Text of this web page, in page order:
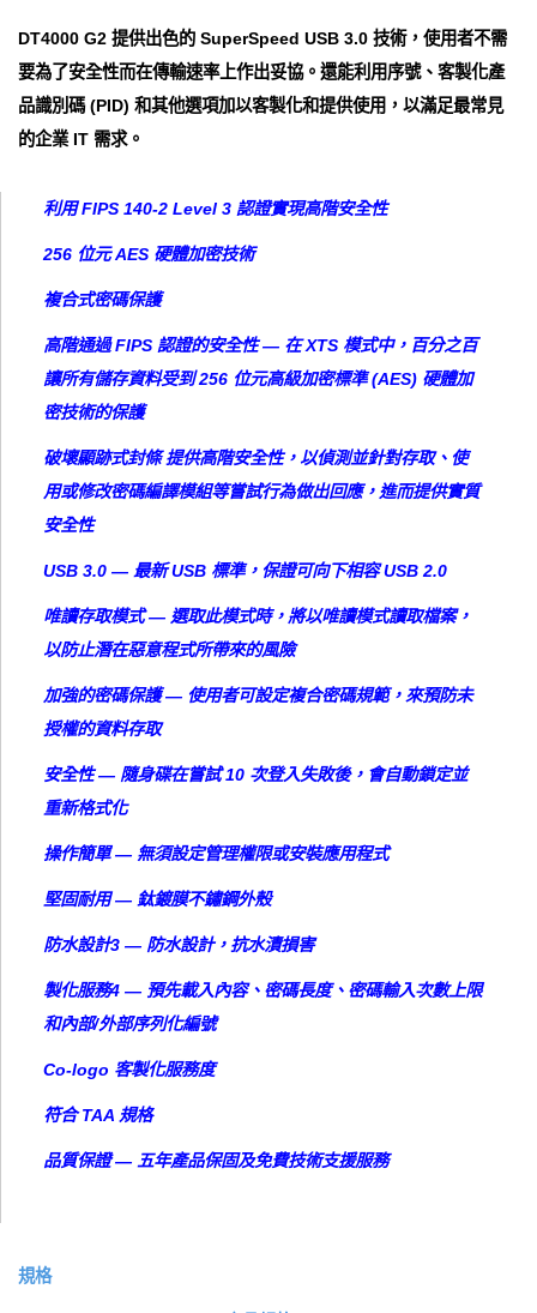
DT4000 G2 提供出色的 SuperSpeed USB 3.0 技術，使用者不需
要為了安全性而在傳輸速率上作出妥協。還能利用序號、客製化產
品識別碼 (PID) 和其他選項加以客製化和提供使用，以滿足最常見
的企業 IT 需求。
利用 FIPS 140-2 Level 3 認證實現高階安全性
256 位元 AES 硬體加密技術
複合式密碼保護
高階通過 FIPS 認證的安全性 — 在 XTS 模式中，百分之百
讓所有儲存資料受到 256 位元高級加密標準 (AES) 硬體加
密技術的保護
破壞顯跡式封條 提供高階安全性，以偵測並針對存取、使
用或修改密碼編譯模組等嘗試行為做出回應，進而提供實質
安全性
USB 3.0 — 最新 USB 標準，保證可向下相容 USB 2.0
唯讀存取模式 — 選取此模式時，將以唯讀模式讀取檔案，
以防止潛在惡意程式所帶來的風險
加強的密碼保護 — 使用者可設定複合密碼規範，來預防未
授權的資料存取
安全性 — 隨身碟在嘗試 10 次登入失敗後，會自動鎖定並
重新格式化
操作簡單 — 無須設定管理權限或安裝應用程式
堅固耐用 — 鈦鍍膜不鏽鋼外殼
防水設計3 — 防水設計，抗水漬損害
製化服務4 — 預先載入內容、密碼長度、密碼輸入次數上限
和內部/外部序列化編號
Co-logo 客製化服務度
符合 TAA 規格
品質保證 — 五年產品保固及免費技術支援服務
規格